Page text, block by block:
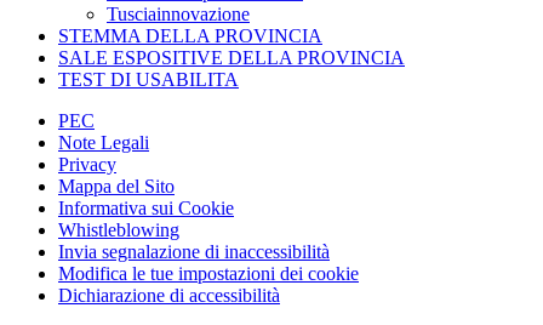
Tusciainnovazione
STEMMA DELLA PROVINCIA
SALE ESPOSITIVE DELLA PROVINCIA
TEST DI USABILITA
PEC
Note Legali
Privacy
Mappa del Sito
Informativa sui Cookie
Whistleblowing
Invia segnalazione di inaccessibilità
Modifica le tue impostazioni dei cookie
Dichiarazione di accessibilità